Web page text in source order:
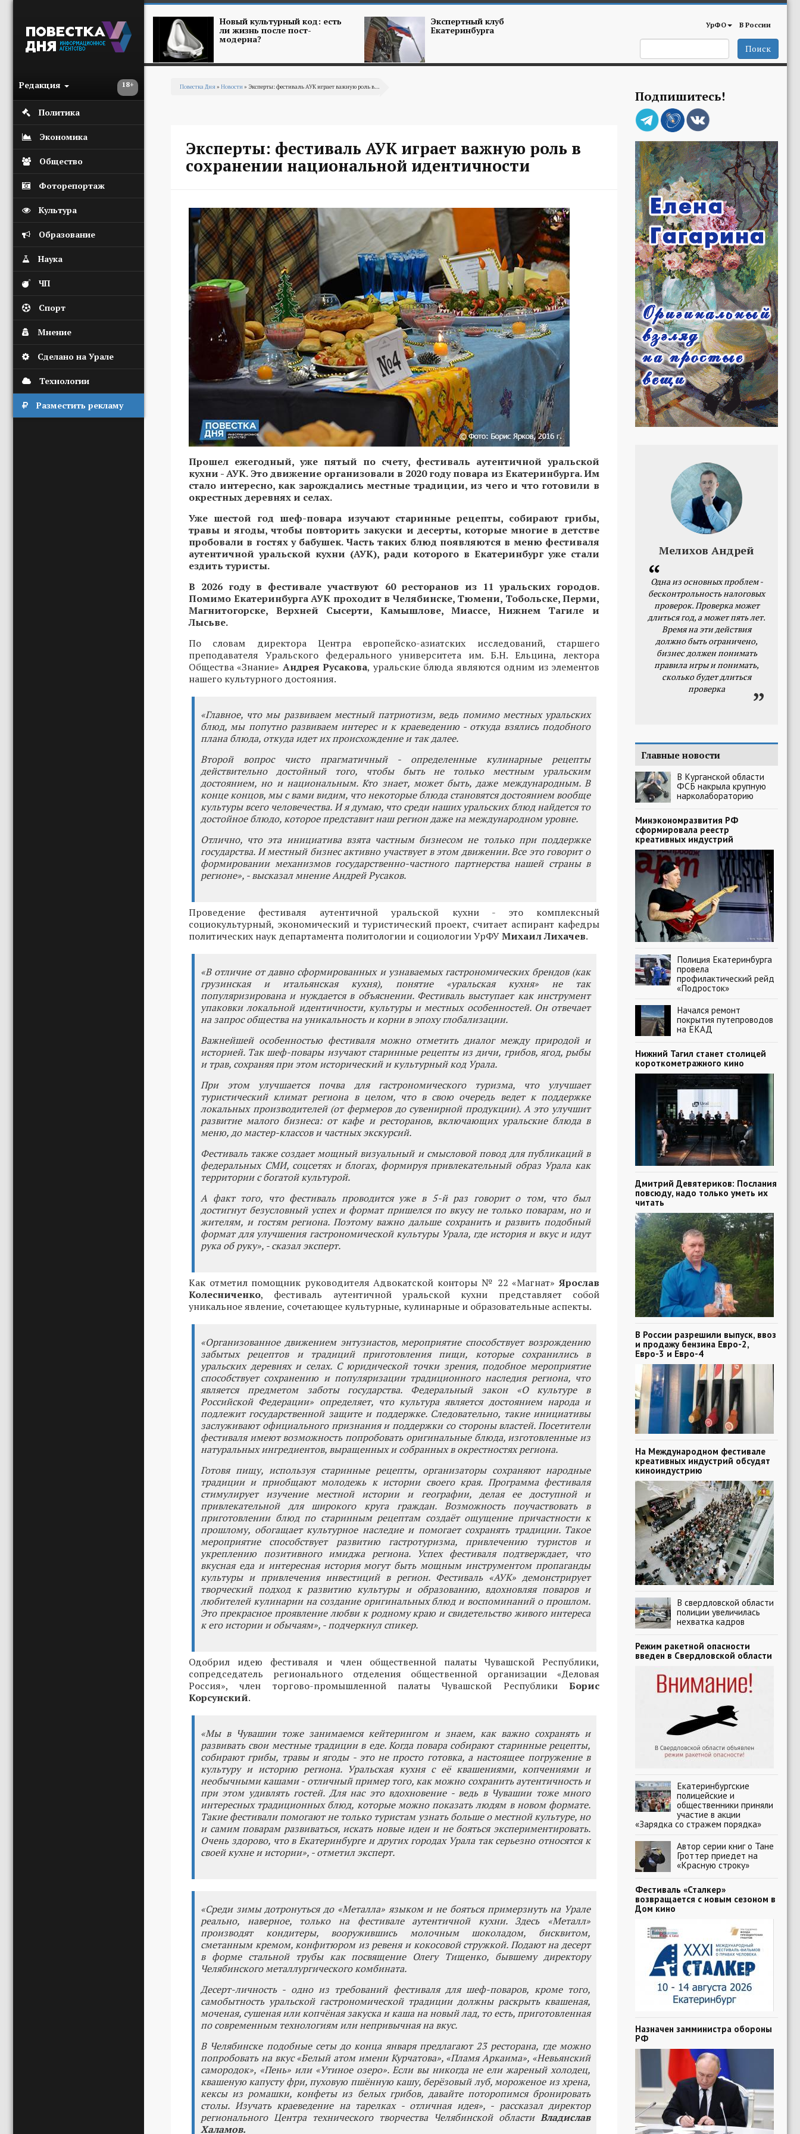
18+
Редакция
Политика
Экономика
Общество
Фоторепортаж
Культура
Образование
Наука
ЧП
Спорт
Мнение
Сделано на Урале
Технологии
Разместить рекламу
Новый культурный код: есть
ли жизнь после пост-
модерна?
Экспертный клуб
Екатеринбурга УрФО В России
Поиск
Повестка Дня» Новости» Эксперты: фестиваль АУК играет важную роль в...
Эксперты: фестиваль АУК играет важную роль в
сохранении национальной идентичности
Прошел ежегодный, уже пятый по счету, фестиваль аутентичной уральской
кухни - АУК. Это движение организовали в 2020 году повара из Екатеринбурга. Им
стало интересно, как зарождались местные традиции, из чего и что готовили в
окрестных деревнях и селах.
Уже шестой год шеф-повара изучают старинные рецепты, собирают грибы,
травы и ягоды, чтобы повторить закуски и десерты, которые многие в детстве
пробовали в гостях у бабушек. Часть таких блюд появляются в меню фестиваля
аутентичной уральской кухни (АУК), ради которого в Екатеринбург уже стали
ездить туристы.
В 2026 году в фестивале участвуют 60 ресторанов из 11 уральских городов.
Помимо Екатеринбурга АУК проходит в Челябинске, Тюмени, Тобольске, Перми,
Магнитогорске, Верхней Сысерти, Камышлове, Миассе, Нижнем Тагиле и
Лысьве.
По словам директора Центра европейско-азиатских исследований, старшего
преподавателя Уральского федерального университета им. Б.Н. Ельцина, лектора
Общества «Знание» Андрея Русакова, уральские блюда являются одним из элементов
нашего культурного достояния.
«Главное, что мы развиваем местный патриотизм, ведь помимо местных уральских
блюд, мы попутно развиваем интерес и к краеведению - откуда взялись подобного
плана блюда, откуда идет их происхождение и так далее.
Второй вопрос чисто прагматичный - определенные кулинарные рецепты
действительно достойный того, чтобы быть не только местным уральским
достоянием, но и национальным. Кто знает, может быть, даже международным. В
конце концов, мы с вами видим, что некоторые блюда становятся достоянием вообще
культуры всего человечества. И я думаю, что среди наших уральских блюд найдется то
достойное блюдо, которое представит наш регион даже на международном уровне.
Отлично, что эта инициатива взята частным бизнесом не только при поддержке
государства. И местный бизнес активно участвует в этом движении. Все это говорит о
формировании механизмов государственно-частного партнерства нашей страны в
регионе», - высказал мнение Андрей Русаков.
Проведение фестиваля аутентичной уральской кухни - это комплексный
социокультурный, экономический и туристический проект, считает аспирант кафедры
политических наук департамента политологии и социологии УрФУМихаил Лихачев.
«В отличие от давно сформированных и узнаваемых гастрономических брендов (как
грузинская и итальянская кухня), понятие «уральская кухня» не так
популяризирована и нуждается в объяснении. Фестиваль выступает как инструмент
упаковки локальной идентичности, культуры и местных особенностей. Он отвечает
на запрос общества на уникальность и корни в эпоху глобализации.
Важнейшей особенностью фестиваля можно отметить диалог между природой и
историей. Так шеф-повары изучают старинные рецепты из дичи, грибов, ягод, рыбы
и трав, сохраняя при этом исторический и культурный код Урала.
При этом улучшается почва для гастрономического туризма, что улучшает
туристический климат региона в целом, что в свою очередь ведет к поддержке
локальных производителей (от фермеров до сувенирной продукции). А это улучшит
развитие малого бизнеса: от кафе и ресторанов, включающих уральские блюда в
меню, до мастер-классов и частных экскурсий.
Фестиваль также создает мощный визуальный и смысловой повод для публикаций в
федеральных СМИ, соцсетях и блогах, формируя привлекательный образ Урала как
территории с богатой культурой.
А факт того, что фестиваль проводится уже в 5-й раз говорит о том, что был
достигнут безусловный успех и формат пришелся по вкусу не только поварам, но и
жителям, и гостям региона. Поэтому важно дальше сохранить и развить подобный
формат для улучшения гастрономической культуры Урала, где история и вкус и идут
рука об руку», - сказал эксперт.
Как отметил помощник руководителя Адвокатской конторы № 22 «Магнат» Ярослав
Колесниченко, фестиваль аутентичной уральской кухни представляет собой
уникальное явление, сочетающее культурные, кулинарные и образовательные аспекты.
«Организованное движением энтузиастов, мероприятие способствует возрождению
забытых рецептов и традиций приготовления пищи, которые сохранились в
уральских деревнях и селах. С юридической точки зрения, подобное мероприятие
способствует сохранению и популяризации традиционного наследия региона, что
является предметом заботы государства. Федеральный закон «О культуре в
Российской Федерации» определяет, что культура является достоянием народа и
подлежит государственной защите и поддержке. Следовательно, такие инициативы
заслуживают официального признания и поддержки со стороны властей. Посетители
фестиваля имеют возможность попробовать оригинальные блюда, изготовленные из
натуральных ингредиентов, выращенных и собранных в окрестностях региона.
Готовя пищу, используя старинные рецепты, организаторы сохраняют народные
традиции и приобщают молодежь к истории своего края. Программа фестиваля
стимулирует изучение местной истории и географии, делая ее доступной и
привлекательной для широкого круга граждан. Возможность поучаствовать в
приготовлении блюд по старинным рецептам создаёт ощущение причастности к
прошлому, обогащает культурное наследие и помогает сохранять традиции. Такое
мероприятие способствует развитию гастротуризма, привлечению туристов и
укреплению позитивного имиджа региона. Успех фестиваля подтверждает, что
вкусная еда и интересная история могут быть мощным инструментом пропаганды
культуры и привлечения инвестиций в регион. Фестиваль «АУК» демонстрирует
творческий подход к развитию культуры и образованию, вдохновляя поваров и
любителей кулинарии на создание оригинальных блюд и воспоминаний о прошлом.
Это прекрасное проявление любви к родному краю и свидетельство живого интереса
к его истории и обычаям», - подчеркнул спикер.
Одобрил идею фестиваля и член общественной палаты Чувашской Республики,
сопредседатель регионального отделения общественной организации «Деловая
Россия», член торгово-промышленной палаты Чувашской Республики Борис
Корсунский.
«Мы в Чувашии тоже занимаемся кейтерингом и знаем, как важно сохранять и
развивать свои местные традиции в еде. Когда повара собирают старинные рецепты,
собирают грибы, травы и ягоды - это не просто готовка, а настоящее погружение в
культуру и историю региона. Уральская кухня с её квашениями, копчениями и
необычными кашами - отличный пример того, как можно сохранить аутентичность и
при этом удивлять гостей. Для нас это вдохновение - ведь в Чувашии тоже много
интересных традиционных блюд, которые можно показать людям в новом формате.
Такие фестивали помогают не только туристам узнать больше о местной культуре, но
и самим поварам развиваться, искать новые идеи и не бояться экспериментировать.
Очень здорово, что в Екатеринбурге и других городах Урала так серьезно относятся к
своей кухне и истории», - отметил эксперт.
«Среди зимы дотронуться до «Металла» языком и не бояться примерзнуть на Урале
реально, наверное, только на фестивале аутентичной кухни. Здесь «Металл»
производят кондитеры, вооружившись молочным шоколадом, бисквитом,
сметанным кремом, конфитюром из ревеня и кокосовой стружкой. Подают на десерт
в форме стальной трубы как посвящение Олегу Тищенко, бывшему директору
Челябинского металлургического комбината.
Десерт-личность - одно из требований фестиваля для шеф-поваров, кроме того,
самобытность уральской гастрономической традиции должны раскрыть квашеная,
моченая, сушеная или копчёная закуска и каша на новый лад, то есть, приготовленная
по современным технологиям или непривычная на вкус.
В Челябинске подобные сеты до конца января предлагают 23 ресторана, где можно
попробовать на вкус «Белый атом имени Курчатова», «Пламя Аркаима», «Невьянский
самородок», «Пень» или «Утиное озеро». Если вы никогда не ели жареный холодец,
квашеную капусту фри, пуховую пшённую кашу, берёзовый луб, мороженое из хрена,
кексы из ромашки, конфеты из белых грибов, давайте поторопимся бронировать
столы. Изучать краеведение на тарелках - отличная идея», - рассказал директор
регионального Центра технического творчества Челябинской области Владислав
Халамов.
Подпишитесь!
Мелихов Андрей
Одна из основных проблем -
бесконтрольность налоговых
проверок. Проверка может
длиться год, а может пять лет.
Время на эти действия
должно быть ограничено,
бизнес должен понимать
правила игры и понимать,
сколько будет длиться
проверка
Главные новости
В Курганской области
ФСБ накрыла крупную
нарколабораторию
Минэкономразвития РФ
сформировала реестр
креативных индустрий
Полиция Екатеринбурга
провела
профилактический рейд
«Подросток»
Начался ремонт
покрытия путепроводов
на ЕКАД
Нижний Тагил станет столицей
короткометражного кино
Дмитрий Девятериков: Послания
повсюду, надо только уметь их
читать
В России разрешили выпуск, ввоз
и продажу бензина Евро-2,
Евро-3 и Евро-4
На Международном фестивале
креативных индустрий обсудят
киноиндустрию
В свердловской области
полиции увеличилась
нехватка кадров
Режим ракетной опасности
введен в Свердловской области
Екатеринбургские
полицейские и
общественники приняли
участие в акции
«Зарядка со стражем порядка»
Автор серии книг о Тане
Гроттер приедет на
«Красную строку»
Фестиваль «Сталкер»
возвращается с новым сезоном в
Дом кино
Назначен замминистра обороны
РФ